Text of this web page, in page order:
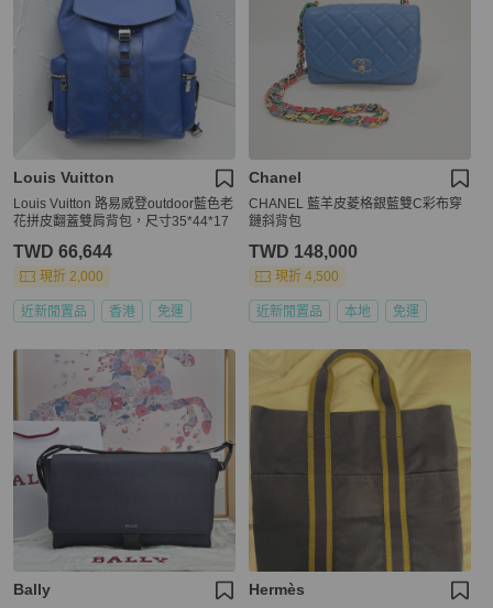
Louis Vuitton
Louis Vuitton 路易威登outdoor藍色老
花拼皮翻蓋雙肩背包，尺寸35*44*17
TWD 66,644
現折 2,000
近新閒置品 香港 免運
Chanel
CHANEL 藍羊皮菱格銀藍雙C彩布穿
鏈斜背包
TWD 148,000
現折 4,500
近新閒置品 本地 免運
Bally Hermès